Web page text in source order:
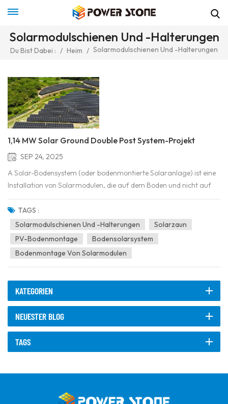
Solarmodulschienen Und -halterungen
Du Bist Dabei : / Heim / Solarmodulschienen Und -halterungen
1,14 MW Solar Ground Double Post System-Projekt
SEP 24, 2025
A Solar-Bodensystem (oder bodenmontierte Solaranlage) ist eine
Installation von Solarmodulen, die auf dem Boden und nicht auf
Dächern oder anderen Strukturen montiert sind. Diese Systeme
werden häufig für Solarparks im großen Maßstab, gewerbliche
Projekte oder Wohnimmobilien mit ausreichend Land ein...
TAGS :
Solarmodulschienen Und -halterungen
Solarzaun
PV-Bodenmontage
Bodensolarsystem
Bodenmontage Von Solarmodulen
KATEGORIEN
NEUESTER BLOG
TAGS